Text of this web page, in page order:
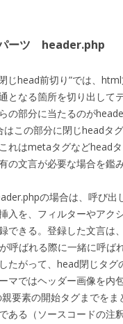
ーツ header.php
じhead前切り”では、
となる箇所を切り出して
の部分に当たるのが
はこの部分に閉じheadタ
れはmetaタグなどhead
の文言が必要な場合を鑑
の場合は、呼び出
入を、フィルターやアク
できる。登録した文言は
呼ばれる際に一緒に呼ば
たがって、head閉じタグ
マではヘッダー画像を内
要素の開始タグまでを
ある（ソースコードの注